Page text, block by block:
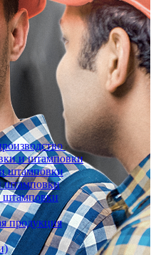
и штамповки
штамповки
штамповки
штамповки
продукция